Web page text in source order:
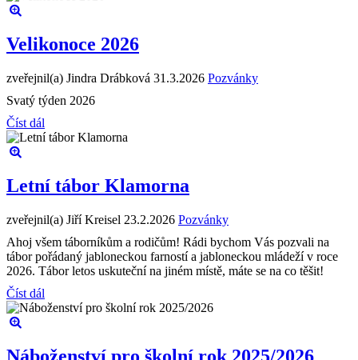
Velikonoce 2026
zveřejnil(a) Jindra Drábková 31.3.2026 Pozvánky
Svatý týden 2026
Číst dál
Letní tábor Klamorna
zveřejnil(a) Jiří Kreisel 23.2.2026 Pozvánky
Ahoj všem táborníkům a rodičům! Rádi bychom Vás pozvali na
tábor pořádaný jabloneckou farností a jabloneckou mládeží v roce
2026. Tábor letos uskuteční na jiném místě, máte se na co těšit!
Číst dál
Náboženství pro školní rok 2025/2026